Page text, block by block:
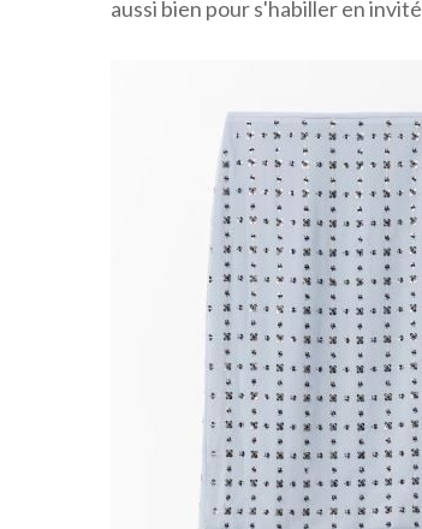
aussi bien pour s'habiller en